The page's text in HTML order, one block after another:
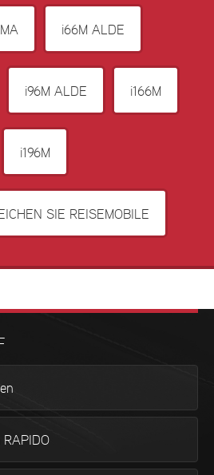
i66M ALDE
i96M ALDE i166M
i196M
SIE REISEMOBILE